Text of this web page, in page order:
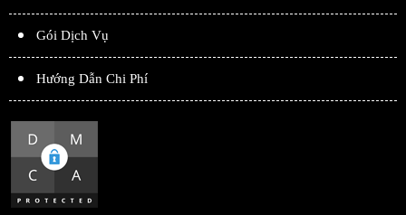
Gói Dịch Vụ
Hướng Dẫn Chi Phí